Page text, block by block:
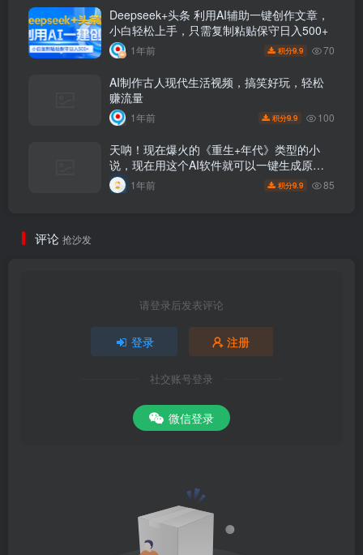
Deepseek+头条 利用AI辅助一键创作文章，
小白轻松上手，只需复制粘贴保守日入500+
1年前 积分9.9 70
AI制作古人现代生活视频，搞笑好玩，轻松
赚流量
1年前 积分9.9 100
天呐！现在爆火的《重生+年代》类型的小
说，现在用这个AI软件就可以一键生成原创
小说了1年前 积分9.9 85
评论 抢沙发
请登录后发表评论
登录 注册
社交账号登录
微信登录